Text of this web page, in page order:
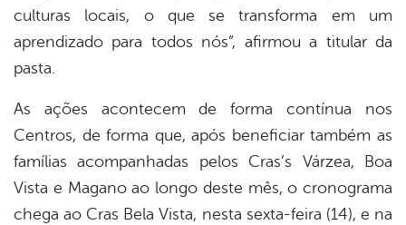
culturas locais, o que se transforma em um
aprendizado para todos nós”, afirmou a titular da
pasta.
As ações acontecem de forma contínua nos
Centros, de forma que, após beneficiar também as
famílias acompanhadas pelos Cras’s Várzea, Boa
Vista e Magano ao longo deste mês, o cronograma
chega ao Cras Bela Vista, nesta sexta-feira (14), e na